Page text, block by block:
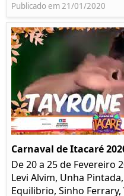
Publicado em 21/01/2020
Carnaval de Itacaré
De 20 a 25 de Fevereiro
Levi Alvim, Unha
Equilibrio, Sinho